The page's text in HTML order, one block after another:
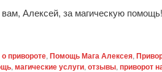
Алексей, за магическую помощь!
привороте, Помощь Мага Алексея,
, магические услуги, отзывы, приворот